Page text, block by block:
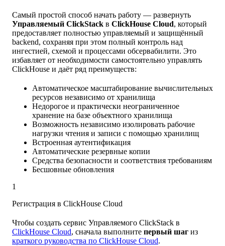
Самый простой способ начать работу — развернуть
Управляемый ClickStack в ClickHouse Cloud, который
предоставляет полностью управляемый и защищённый
backend, сохраняя при этом полный контроль над
ингестией, схемой и процессами обсервабилити. Это
избавляет от необходимости самостоятельно управлять
ClickHouse и даёт ряд преимуществ:
Автоматическое масштабирование вычислительных
ресурсов независимо от хранилища
Недорогое и практически неограниченное
хранение на базе объектного хранилища
Возможность независимо изолировать рабочие
нагрузки чтения и записи с помощью хранилищ
Встроенная аутентификация
Автоматические резервные копии
Средства безопасности и соответствия требованиям
Бесшовные обновления
1
Регистрация в ClickHouse Cloud
Чтобы создать сервис Управляемого ClickStack в
ClickHouse Cloud, сначала выполните первый шаг из
краткого руководства по ClickHouse Cloud.